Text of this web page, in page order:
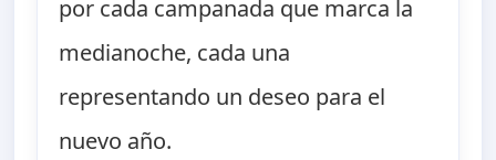
por cada campanada que marca la
medianoche, cada una
representando un deseo para el
nuevo año.